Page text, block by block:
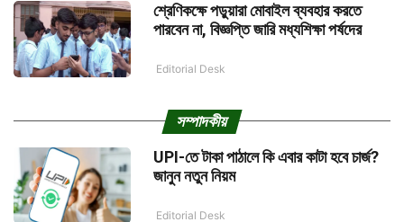
শ্রেণিকক্ষে পড়ুয়ারা মোবাইল ব্যবহার করতে
পারবেন না, বিজ্ঞপ্তি জারি মধ্যশিক্ষা পর্ষদের
Editorial Desk
সম্পাদকীয়
UPI-তে টাকা পাঠালে কি এবার কাটা হবে চার্জ?
জানুন নতুন নিয়ম
Editorial Desk